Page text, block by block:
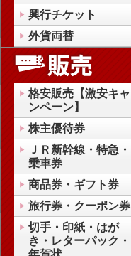
興行チケット
外貨両替
格安販売【激安キャ
ンペーン】
株主優待券
ＪＲ新幹線・特急・
乗車券
商品券・ギフト券
旅行券・クーポン券
切手・印紙・はが
き・レターパック・